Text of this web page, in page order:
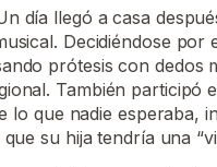
día llegó a casa
Decidiéndose por
prótesis con dedos
También participó
lo que nadie esperaba,
su hija tendría una